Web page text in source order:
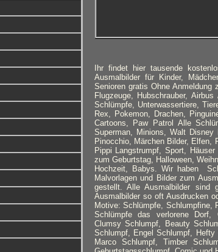
Ihr findet hier tausende
Ausmalbilder für Kinder,
Senioren gratis Ohne
Flugzeuge, Hubschrauber,
Schlümpfe, Unterwassertiere,
Rex, Pokemon, Drachen,
Cartoons, Paw Patrol Alle
Superman, Minions, Walt
Pinocchio, Märchen Bilder, Elfen,
Pippi Langstrumpf, Sport,
zum Geburtstag, Halloween,
Hochzeit, Babys. Wir haben
Malvorlagen und Bilder zum
gestellt. Alle Ausmalbilder sind
Ausmalbilder so oft Ausdrucken
Motive: Schlümpfe,
Schlümpfe das verlorene Dorf,
Clumsy Schlumpf, Beauty
Schlumpf, Engel Schlumpf,
Marco Schlumpf, Timber